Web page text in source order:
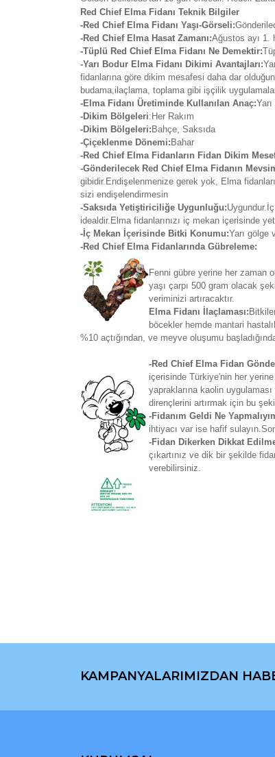
Red Chief Elma Fidanı Teknik Bilgiler
-Red Chief Elma Fidanı Yaşı-Görseli:
-Red Chief Elma Hasat Zamanı:Ağustos ayı 1.
-Tüplü Red Chief Elma Fidanı Ne Demektir:
-Yarı Bodur Elma Fidanı Dikimi Avantajları:
fidanlarına göre dikim mesafesi daha dar
budama,ilaçlama, toplama gibi işçilik
-Elma Fidanı Üretiminde Kullanılan Anaç:
-Dikim Bölgeleri:Her Rakım
-Dikim Bölgeleri: Bahçe, Saksıda
-Çiçeklenme Dönemi: Bahar
-Red Chief Elma Fidanların Fidan Dikim
-Gönderilecek Red Chief Elma Fidanın
gibidir.Endişelenmenize gerek yok, Elma
sizi endişelendirmesin
-Saksıda Yetiştiriciliğe Uygunluğu:
idealdir.Elma fidanlarınızı iç mekan içerisinde
-İç Mekan İçerisinde Bitki Konumu:Yarı gölge
-Red Chief Elma Fidanlarında Gübreleme:
Fenni gübre yerine her zaman
yaşı çarpı 500 gram olacak
veriminizi artıracaktır.
Elma Fidanı İlaçlaması:
böcekler hemde mantari
%10 açtığından, ve meyve oluşumu
-Red Chief Elma Fidan
içerisinde Türkiye'nin her
yapraklarına kaolin
dirençlerini artırmak için bu
-Fidanım Geldi Ne
ihtiyacı var ise hafif
-Fidan Dikerken Dikkat
çıkartınız ve dik bir şekilde
verebilirsiniz.
Bu ürünün fiyat bilgisi, resim, ürün
KAMPANYALARIMIZDAN